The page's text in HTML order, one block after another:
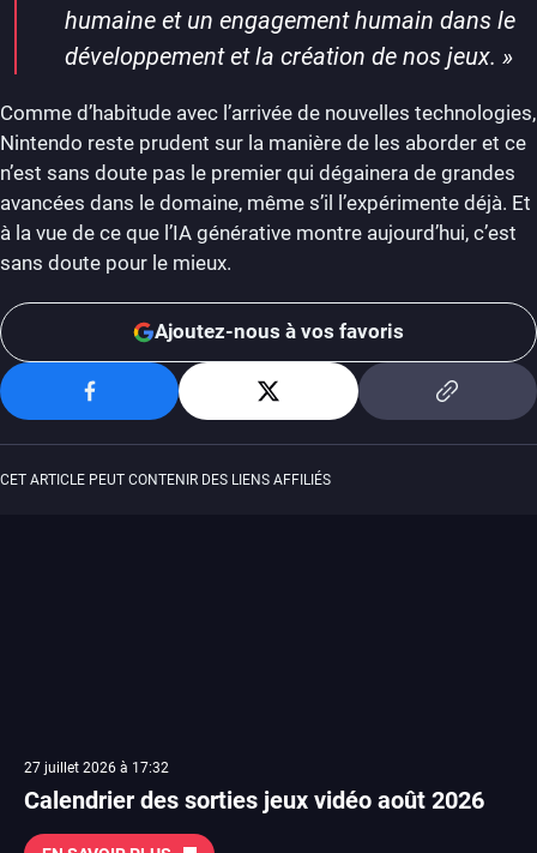
humaine et un engagement humain dans le
développement et la création de nos jeux. »
Comme d’habitude avec l’arrivée de nouvelles technologies,
Nintendo reste prudent sur la manière de les aborder et ce
n’est sans doute pas le premier qui dégainera de grandes
avancées dans le domaine, même s’il l’expérimente déjà. Et
à la vue de ce que l’IA générative montre aujourd’hui, c’est
sans doute pour le mieux.
Ajoutez-nous à vos favoris
CET ARTICLE PEUT CONTENIR DES LIENS AFFILIÉS
27 juillet 2026 à 17:32
Calendrier des sorties jeux vidéo août 2026